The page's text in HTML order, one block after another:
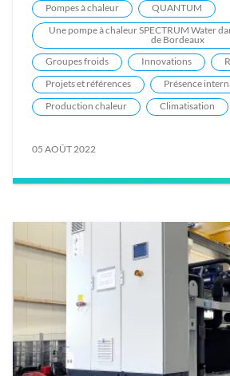
Pompes à chaleur
QUANTUM
Une pompe à chaleur SPECTRUM Water
de Bordeaux
Groupes froids
Innovations
Projets et références
Présence
Production chaleur
Climatisation
05 AOÛT 2022